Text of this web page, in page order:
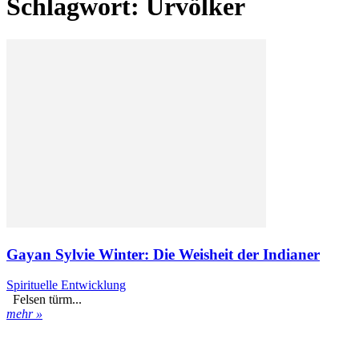
Schlagwort: Urvölker
Gayan Sylvie Winter: Die Weisheit der Indianer
Spirituelle Entwicklung
Felsen türm...
mehr »